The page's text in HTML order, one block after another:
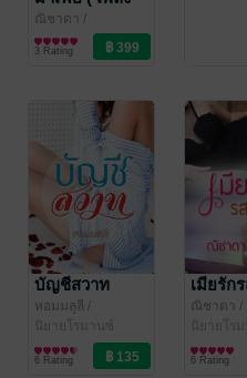
รักมาเฟีย +
พันธะมาเฟีย +
ชิงรักมาเฟีย )
ณิชาดา /
Rosequartz_writer
นิยายโรมานซ์
3 Rating
บัญชีสวาท
หอมมลุลี /
Rosequartz_writer
นิยายโรมานซ์
6 Rating
เมียรัก
ณิชาดา /
นิยายโร
6 Rating